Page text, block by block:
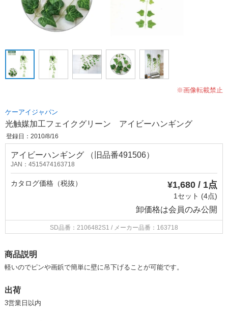
※画像転載禁止
ケーアイジャパン
光触媒加工フェイクグリーン アイビーハンギング
登録日：2010/8/16
アイビーハンギング （旧品番491506）
JAN：4515474163718
カタログ価格（税抜） ¥1,680 / 1点
1セット (4点)
卸価格は会員のみ公開
SD品番：2106482S1 / メーカー品番：163718
商品説明
軽いのでピンや画鋲で簡単に壁に吊下げることが可能です。
出荷
3営業日以内